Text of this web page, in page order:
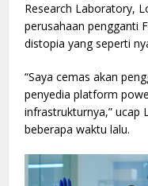
Research Laboratory,
perusahaan pengganti
distopia yang seperti
“Saya cemas akan
penyedia platform
infrastrukturnya,” ucap
beberapa waktu lalu.